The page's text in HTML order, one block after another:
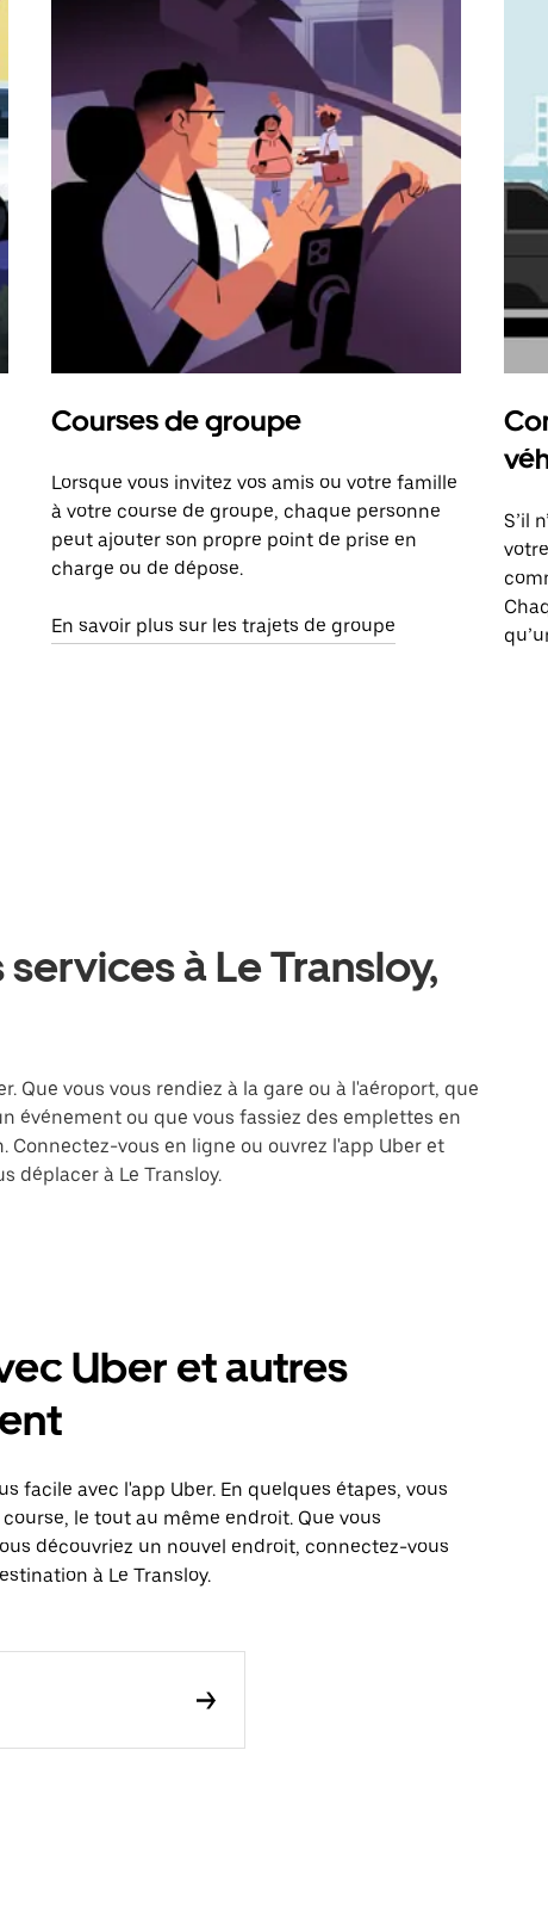
Courses de groupe
Lorsque vous invitez vos amis ou votre famille
à votre course de groupe, chaque personne
peut ajouter son propre point de prise en
charge ou de dépose.
En savoir plus sur les trajets de groupe
S’il
à Le Transloy,
Que vous vous rendiez à la gare ou à l'aéroport, que
événement ou que vous fassiez des emplettes en
Connectez-vous en ligne ou ouvrez l'app Uber et
déplacer à Le Transloy.
Uber et autres
facile avec l'app Uber. En quelques étapes, vous
le tout au même endroit. Que vous
découvriez un nouvel endroit, connectez-vous
à Le Transloy.